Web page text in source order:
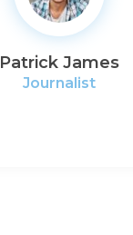
Patrick James
Journalist